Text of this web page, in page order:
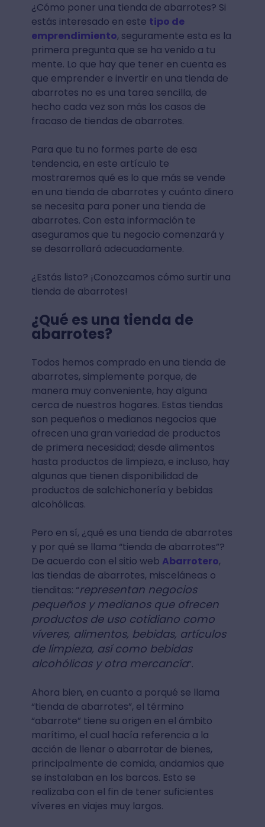
¿Cómo poner una tienda de abarrotes? Si
estás interesado en este tipo de
emprendimiento, seguramente esta es la
primera pregunta que se ha venido a tu
mente. Lo que hay que tener en cuenta es
que emprender e invertir en una tienda de
abarrotes no es una tarea sencilla, de
hecho cada vez son más los casos de
fracaso de tiendas de abarrotes.
Para que tu no formes parte de esa
tendencia, en este artículo te
mostraremos qué es lo que más se vende
en una tienda de abarrotes y cuánto dinero
se necesita para poner una tienda de
abarrotes. Con esta información te
aseguramos que tu negocio comenzará y
se desarrollará adecuadamente.
¿Estás listo? ¡Conozcamos cómo surtir una
tienda de abarrotes!
¿Qué es una tienda de
abarrotes?
Todos hemos comprado en una tienda de
abarrotes, simplemente porque, de
manera muy conveniente, hay alguna
cerca de nuestros hogares. Estas tiendas
son pequeños o medianos negocios que
ofrecen una gran variedad de productos
de primera necesidad; desde alimentos
hasta productos de limpieza, e incluso, hay
algunas que tienen disponibilidad de
productos de salchichonería y bebidas
alcohólicas.
Pero en sí, ¿qué es una tienda de abarrotes
y por qué se llama “tienda de abarrotes”?
De acuerdo con el sitio web Abarrotero,
las tiendas de abarrotes, misceláneas o
tienditas: “representan negocios
pequeños y medianos que ofrecen
productos de uso cotidiano como
víveres, alimentos, bebidas, artículos
de limpieza, así como bebidas
alcohólicas y otra mercancía”.
Ahora bien, en cuanto a porqué se llama
“tienda de abarrotes”, el término
“abarrote” tiene su origen en el ámbito
marítimo, el cual hacía referencia a la
acción de llenar o abarrotar de bienes,
principalmente de comida, andamios que
se instalaban en los barcos. Esto se
realizaba con el fin de tener suficientes
víveres en viajes muy largos.